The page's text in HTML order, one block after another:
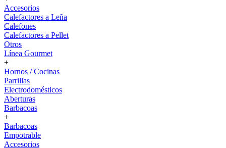
Accesorios
Calefactores a Leña
Calefones
Calefactores a Pellet
Otros
Línea Gourmet
+
Hornos / Cocinas
Parrillas
Electrodomésticos
Aberturas
Barbacoas
+
Barbacoas
Empotrable
Accesorios